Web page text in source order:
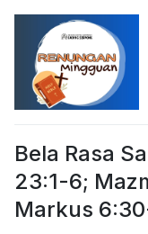
Bela Rasa
23:1-6;
Markus